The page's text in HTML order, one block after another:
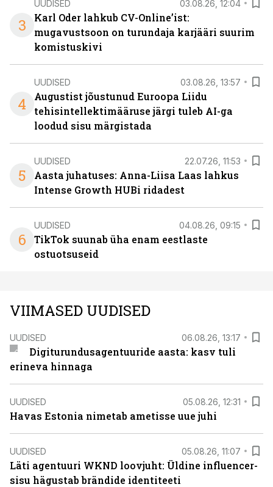
3
UUDISED 03.08.26, 12:04
Karl Oder lahkub CV-Online’ist:
mugavustsoon on turundaja karjääri suurim
komistuskivi
4
UUDISED 03.08.26, 13:57
Augustist jõustunud Euroopa Liidu
tehisintellektimääruse järgi tuleb AI-ga
loodud sisu märgistada
5
UUDISED 22.07.26, 11:53
Aasta juhatuses: Anna-Liisa Laas lahkus
Intense Growth HUBi ridadest
6
UUDISED 04.08.26, 09:15
TikTok suunab üha enam eestlaste
ostuotsuseid
VIIMASED UUDISED
UUDISED 06.08.26, 13:17
Digiturundusagentuuride aasta: kasv tuli
erineva hinnaga
UUDISED 05.08.26, 12:31
Havas Estonia nimetab ametisse uue juhi
UUDISED 05.08.26, 11:07
Läti agentuuri WKND loovjuht: Üldine influencer-
sisu hägustab brändide identiteeti